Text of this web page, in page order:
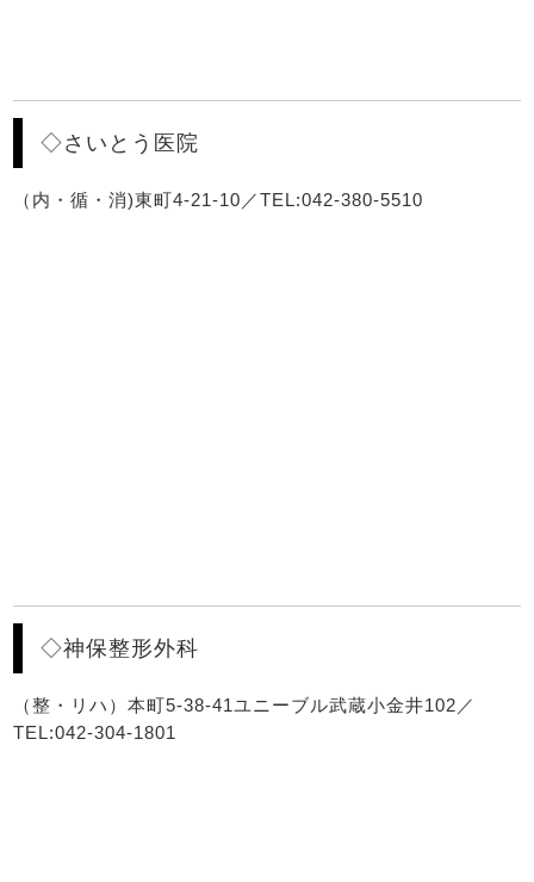
◇さいとう医院
（内・循・消)東町4-21-10／TEL:042-380-5510
◇神保整形外科
（整・リハ）本町5-38-41ユニーブル武蔵小金井102／
TEL:042-304-1801